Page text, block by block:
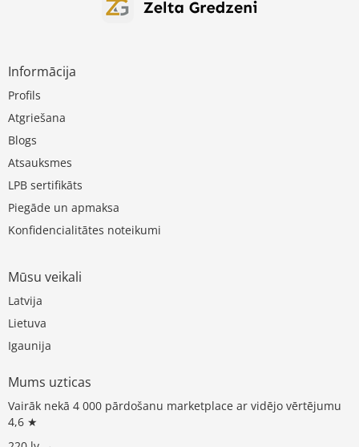
Informācija
Profils
Atgriešana
Blogs
Atsauksmes
LPB sertifikāts
Piegāde un apmaksa
Konfidencialitātes noteikumi
Mūsu veikali
Latvija
Lietuva
Igaunija
Mums uzticas
Vairāk nekā 4 000 pārdošanu marketplace ar vidējo vērtējumu
4,6 ★